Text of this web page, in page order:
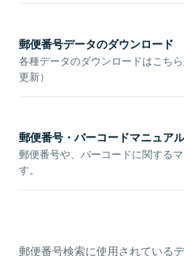
郵便番号データのダウンロード
各種データのダウンロードはこち
更新）
郵便番号・バーコードマニュアル
郵便番号や、バーコードに関する
す。
郵便番号検索に使用されている